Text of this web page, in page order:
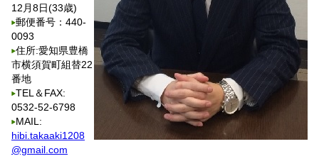
12月8日(33歳)
郵便番号：440-
0093
住所:愛知県豊橋
市横須賀町組替22
番地
TEL＆FAX:
0532-52-6798
MAIL:
hibi.takaaki1208
@gmail.com